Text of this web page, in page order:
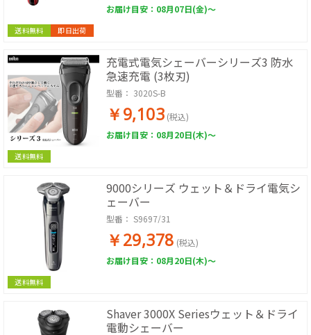
送料無料 即日出荷
お届け目安：08月07日(金)～
送料無料
充電式電気シェーバーシリーズ3 防水
急速充電 (3枚刃)
型番： 3020S-B
￥9,103 (税込)
お届け目安：08月20日(木)～
送料無料
9000シリーズ ウェット＆ドライ電気シ
ェーバー
型番： S9697/31
￥29,378 (税込)
お届け目安：08月20日(木)～
Shaver 3000X Seriesウェット＆ドライ
電動シェーバー